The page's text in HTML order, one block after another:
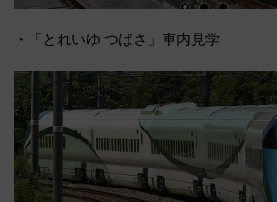
・「とれいゆ つばさ」車内見学